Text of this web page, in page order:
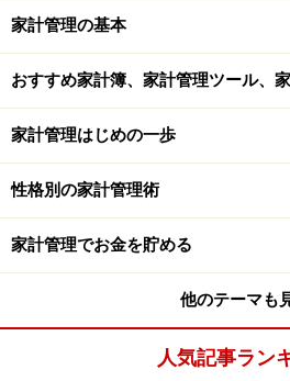
今後も普段から節約し
女性にとって旅行はどのような
旅行を諦めない理由を聞くと、
しい出会いや発見があったり、
たりするから」とコメント。
最後に、今後の「旅とお金の付
ていることを聞きました。
「旅行することは諦めたくない
家計管理の基本
おすすめ家計簿、家計管理ツール、
家計管理はじめの一歩
性格別の家計管理術
家計管理でお金を貯める
他のテーマも
人気記事ラン